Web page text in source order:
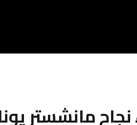
مانشستر